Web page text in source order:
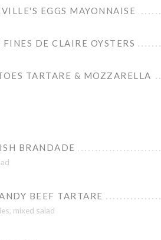
EGGS MAYONNAISE
DE CLAIRE OYSTERS
TARTARE & MOZZARELLA
BRANDADE
BEEF TARTARE
mixed salad